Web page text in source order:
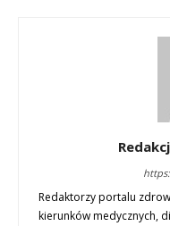
Redaktorzy portalu
kierunków medycznych,